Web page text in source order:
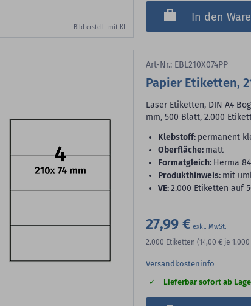
Bild erstellt mit KI
In den
Art-Nr.: EBL210X074PP
Papier Etiketten,
Laser Etiketten, DIN A4
mm, 500 Blatt, 2.000
Klebstoff: permanent
Oberfläche: matt
Formatgleich: Herma
Produkthinweis: mit
VE:2.000 Etiketten auf
27,99 €
2.000 Etiketten (14,00 € je
Versandkosteninfo
Lieferbar sofort ab